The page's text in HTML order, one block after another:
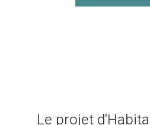
Le projet